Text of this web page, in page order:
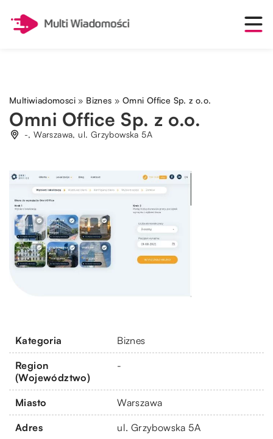
Multiwiadomosci » Biznes » Omni Office Sp. z o.o.
Omni Office Sp. z o.o.
-, Warszawa, ul. Grzybowska 5A
Kategoria Biznes
Region
(Województwo)
-
Miasto Warszawa
Adres ul. Grzybowska 5A